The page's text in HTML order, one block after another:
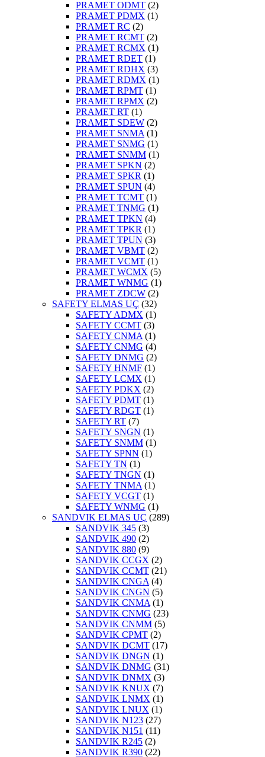
PRAMET ODMT (2)
PRAMET PDMX (1)
PRAMET RC (2)
PRAMET RCMT (2)
PRAMET RCMX (1)
PRAMET RDET (1)
PRAMET RDHX (3)
PRAMET RDMX (1)
PRAMET RPMT (1)
PRAMET RPMX (2)
PRAMET RT (1)
PRAMET SDEW (2)
PRAMET SNMA (1)
PRAMET SNMG (1)
PRAMET SNMM (1)
PRAMET SPKN (2)
PRAMET SPKR (1)
PRAMET SPUN (4)
PRAMET TCMT (1)
PRAMET TNMG (1)
PRAMET TPKN (4)
PRAMET TPKR (1)
PRAMET TPUN (3)
PRAMET VBMT (2)
PRAMET VCMT (1)
PRAMET WCMX (5)
PRAMET WNMG (1)
PRAMET ZDCW (2)
SAFETY ELMAS UÇ (32)
SAFETY ADMX (1)
SAFETY CCMT (3)
SAFETY CNMA (1)
SAFETY CNMG (4)
SAFETY DNMG (2)
SAFETY HNMF (1)
SAFETY LCMX (1)
SAFETY PDKX (2)
SAFETY PDMT (1)
SAFETY RDGT (1)
SAFETY RT (7)
SAFETY SNGN (1)
SAFETY SNMM (1)
SAFETY SPNN (1)
SAFETY TN (1)
SAFETY TNGN (1)
SAFETY TNMA (1)
SAFETY VCGT (1)
SAFETY WNMG (1)
SANDVIK ELMAS UÇ (289)
SANDVIK 345 (3)
SANDVIK 490 (2)
SANDVIK 880 (9)
SANDVIK CCGX (2)
SANDVIK CCMT (21)
SANDVIK CNGA (4)
SANDVIK CNGN (5)
SANDVIK CNMA (1)
SANDVIK CNMG (23)
SANDVIK CNMM (5)
SANDVIK CPMT (2)
SANDVIK DCMT (17)
SANDVIK DNGN (1)
SANDVIK DNMG (31)
SANDVIK DNMX (3)
SANDVIK KNUX (7)
SANDVIK LNMX (1)
SANDVIK LNUX (1)
SANDVIK N123 (27)
SANDVIK N151 (11)
SANDVIK R245 (2)
SANDVIK R390 (22)